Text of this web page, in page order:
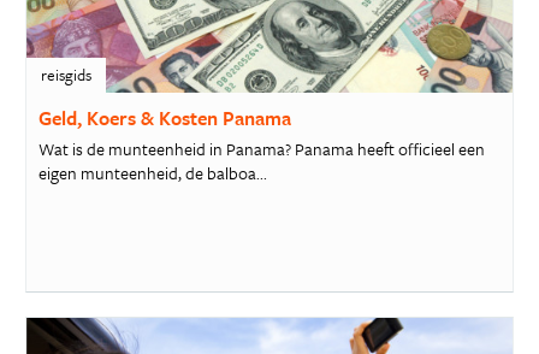
reisgids
Geld, Koers & Kosten Panama
Wat is de munteenheid in Panama? Panama heeft officieel een
eigen munteenheid, de balboa...